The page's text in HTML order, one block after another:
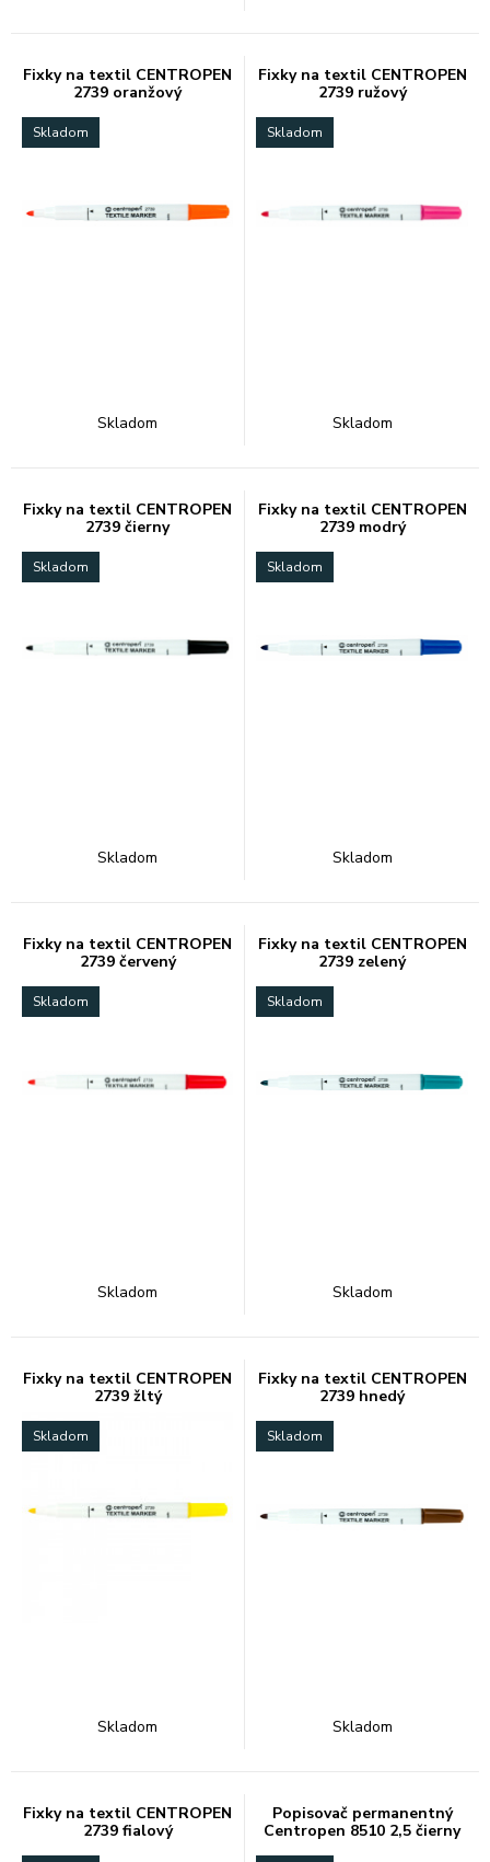
Fixky na textil CENTROPEN
2739 oranžový
Skladom
Skladom
Fixky na textil CENTROPEN
2739 ružový
Skladom
Skladom
Fixky na textil CENTROPEN
2739 čierny
Skladom
Skladom
Fixky na textil CENTROPEN
2739 modrý
Skladom
Skladom
Fixky na textil CENTROPEN
2739 červený
Skladom
Skladom
Fixky na textil CENTROPEN
2739 zelený
Skladom
Skladom
Fixky na textil CENTROPEN
2739 žltý
Skladom
Skladom
Fixky na textil CENTROPEN
2739 hnedý
Skladom
Skladom
Fixky na textil CENTROPEN
2739 fialový
Popisovač permanentný
Centropen 8510 2,5 čierny